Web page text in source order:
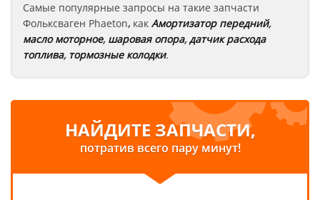
Самые популярные запросы на такие запчасти
Фольксваген Phaeton, как Амортизатор передний,
масло моторное, шаровая опора,датчик расхода
топлива, тормозные колодки.
НАЙДИТЕ ЗАПЧАСТИ,
потратив всего пару минут!